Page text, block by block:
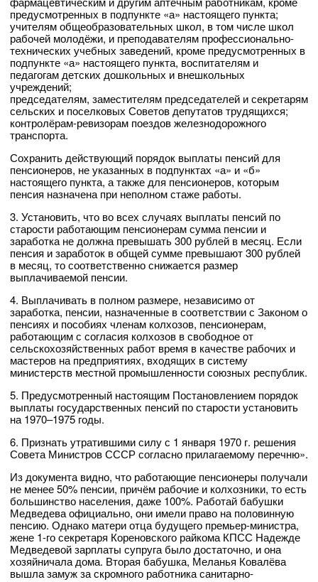
предусмотренных в подпункте «а» настоящего пункта;
учителям общеобразовательных школ, в том числе школ
рабочей молодёжи, и преподавателям профессионально-
технических учебных заведений, кроме предусмотренных в
подпункте «а» настоящего пункта, воспитателям и
педагогам детских дошкольных и внешкольных
учреждений;
председателям, заместителям председателей и секретарям
сельских и поселковых Советов депутатов трудящихся;
контролёрам-ревизорам поездов железнодорожного
транспорта.
Сохранить действующий порядок выплаты пенсий для
пенсионеров, не указанных в подпунктах «а» и «б»
настоящего пункта, а также для пенсионеров, которым
пенсия назначена при неполном стаже работы.
3. Установить, что во всех случаях выплаты пенсий по
старости работающим пенсионерам сумма пенсии и
заработка не должна превышать 300 рублей в месяц. Если
пенсия и заработок в общей сумме превышают 300 рублей
в месяц, то соответственно снижается размер
выплачиваемой пенсии.
4. Выплачивать в полном размере, независимо от
заработка, пенсии, назначенные в соответствии с Законом о
пенсиях и пособиях членам колхозов, пенсионерам,
работающим с согласия колхозов в свободное от
сельскохозяйственных работ время в качестве рабочих и
мастеров на предприятиях, входящих в систему
министерств местной промышленности союзных республик.
5. Предусмотренный настоящим Постановлением порядок
выплаты государственных пенсий по старости установить
на 1970–1975 годы.
6. Признать утратившими силу с 1 января 1970 г. решения
Совета Министров СССР согласно прилагаемому перечню».
Из документа видно, что работающие пенсионеры получали
не менее 50% пенсии, причём рабочие и колхозники, то есть
большинство населения, даже 100%. Работай бабушки
Медведева официально, они имели право на половинную
пенсию. Однако матери отца будущего премьер-министра,
жене 1-го секретаря Кореновского райкома КПСС Надежде
Медведевой зарплаты супруга было достаточно, и она
хозяйничала дома. Вторая бабушка, Меланья Ковалёва
вышла замуж за скромного работника санитарно-